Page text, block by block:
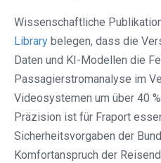
Wissenschaftliche
Library belegen, dass die
Daten und KI-Modellen die
Passagierstromanalyse im
Videosystemen um über 40
Präzision ist für Fraport
Sicherheitsvorgaben der
Komfortanspruch der